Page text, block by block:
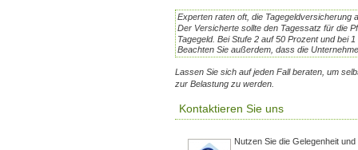
Experten raten oft, die Tagegeldversicherung
Der Versicherte sollte den Tagessatz für die
Tagegeld. Bei Stufe 2 auf 50 Prozent und bei
Beachten Sie außerdem, dass die
Lassen Sie sich auf jeden Fall beraten, um
zur Belastung zu werden.
Kontaktieren Sie uns
Nutzen Sie die Gelegenheit